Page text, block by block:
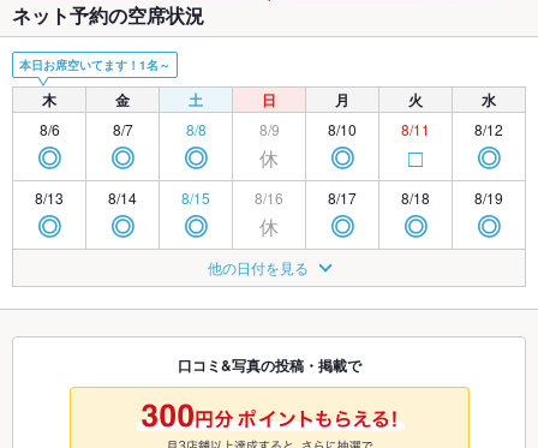
ネット予約の空席状況
本日お席空いてます！1名～
木 金 土 日 月 火 水
8/6
◎
8/7
◎
8/8
◎
8/9
休
8/10
◎
8/11
□
8/12
◎
8/13
◎
8/14
◎
8/15
◎
8/16
休
8/17
◎
8/18
◎
8/19
◎
◎ ◎
8/22
◎
8/23
休
8/24
□ ◎ ◎
8/27 8/28 8/29
□
8/30
休
8/31
◎
9/1 9/2
9/5
◎ 休 ◎ ◎
他の日付を見る
口コミ&写真の投稿・掲載で